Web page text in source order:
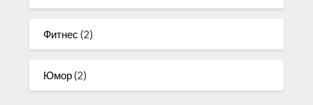
Фитнес (2)
Юмор(2)